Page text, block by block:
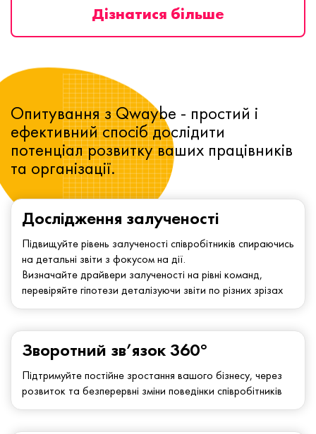
Дізнатися більше
Дослідження залученості
Підвищуйте рівень залученості співробітників спираючись
на детальні звіти з фокусом на дії.
Визначайте драйвери залученості на рівні команд,
перевіряйте гіпотези деталізуючи звіти по різних зрізах
Зворотний зв’язок 360°
Підтримуйте постійне зростання вашого бізнесу, через
розвиток та безперервні зміни поведінки співробітників
Опитування з Qwaybe - простий і
ефективний спосіб дослідити
потенціал розвитку ваших працівників
та організації.